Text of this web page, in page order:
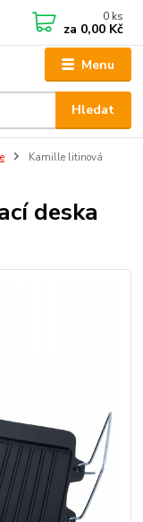
Menu
Hledat
0 ks
za 0,00 Kč
Kamille litinová
deska